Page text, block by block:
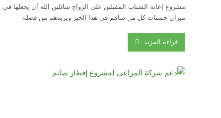
مشروع إعانة الشباب المقبلين على الزواج سائلين الله أن يجعلها في
ميزان حسنات كل من ساهم في هذا الخير ويزيدهم من فضله
قراءة المزيد